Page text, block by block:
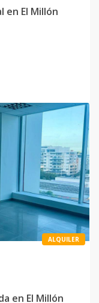
en El Millón
ALQUILER
en El Millón